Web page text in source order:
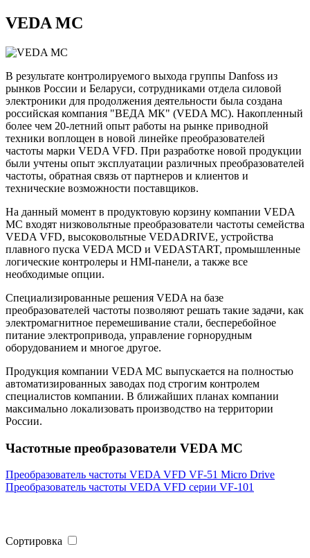
VEDA MC
В результате контролируемого выхода группы Danfoss из
рынков России и Беларуси, сотрудниками отдела силовой
электроники для продолжения деятельности была создана
российская компания "ВЕДА МК" (VEDA MC). Накопленный
более чем 20-летний опыт работы на рынке приводной
техники воплощен в новой линейке преобразователей
частоты марки VEDA VFD. При разработке новой продукции
были учтены опыт эксплуатации различных преобразователей
частоты, обратная связь от партнеров и клиентов и
технические возможности поставщиков.
На данный момент в продуктовую корзину компании VEDA
MC входят низковольтные преобразователи частоты семейства
VEDA VFD, высоковольтные VEDADRIVE, устройства
плавного пуска VEDA MCD и VEDASTART, промышленные
логические контролеры и HMI-панели, а также все
необходимые опции.
Специализированные решения VEDA на базе
преобразователей частоты позволяют решать такие задачи, как
электромагнитное перемешивание стали, бесперебойное
питание электропривода, управление горнорудным
оборудованием и многое другое.
Продукция компании VEDA MC выпускается на полностью
автоматизированных заводах под строгим контролем
специалистов компании. В ближайших планах компании
максимально локализовать производство на территории
России.
Частотные преобразователи VEDA MC
Преобразователь частоты VEDA VFD VF-51 Micro Drive
Преобразователь частоты VEDA VFD серии VF-101
Сортировка